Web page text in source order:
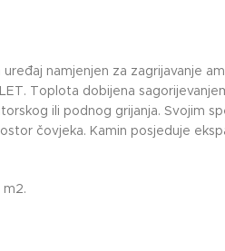
uređaj namjenjen za zagrijavanje
Toplota dobijena
ili podnog grijanja. Svojim
čovjeka. Kamin posjeduje
m2.